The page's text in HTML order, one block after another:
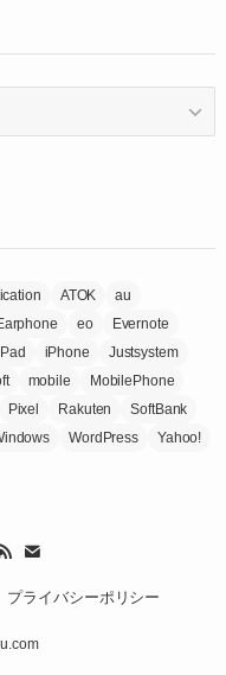
ATOK
au
eo
Evernote
iPhone
Justsystem
mobile
MobilePhone
Pixel Rakuten
SoftBank
WordPress
Yahoo!
プライバシーポリシー